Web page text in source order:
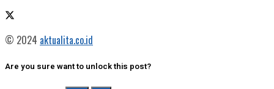
© 2024 aktualita.co.id
Are you sure want to unlock this post?